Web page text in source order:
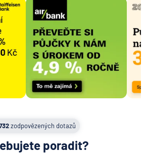
zodpovězených dotazů
poradit?